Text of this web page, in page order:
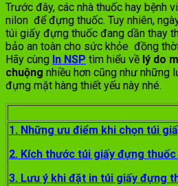
Trước đây, các nhà thuốc hay bệnh
nilon để đựng thuốc. Tuy nhiên,
túi giấy đựng thuốc đang dần thay
bảo an toàn cho sức khỏe đồng
Hãy cùng In NSP tìm hiểu về lý do
chuộng nhiều hơn cũng như những
đựng mặt hàng thiết yếu này nhé.
1. Những ưu điểm khi chọn túi
2. Kích thước túi giấy đựng thuốc
3. Lưu ý khi đặt in túi giấy đựng